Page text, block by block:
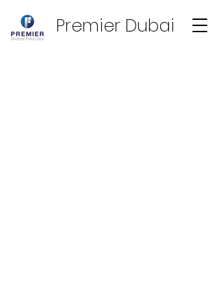
Premier Dubai